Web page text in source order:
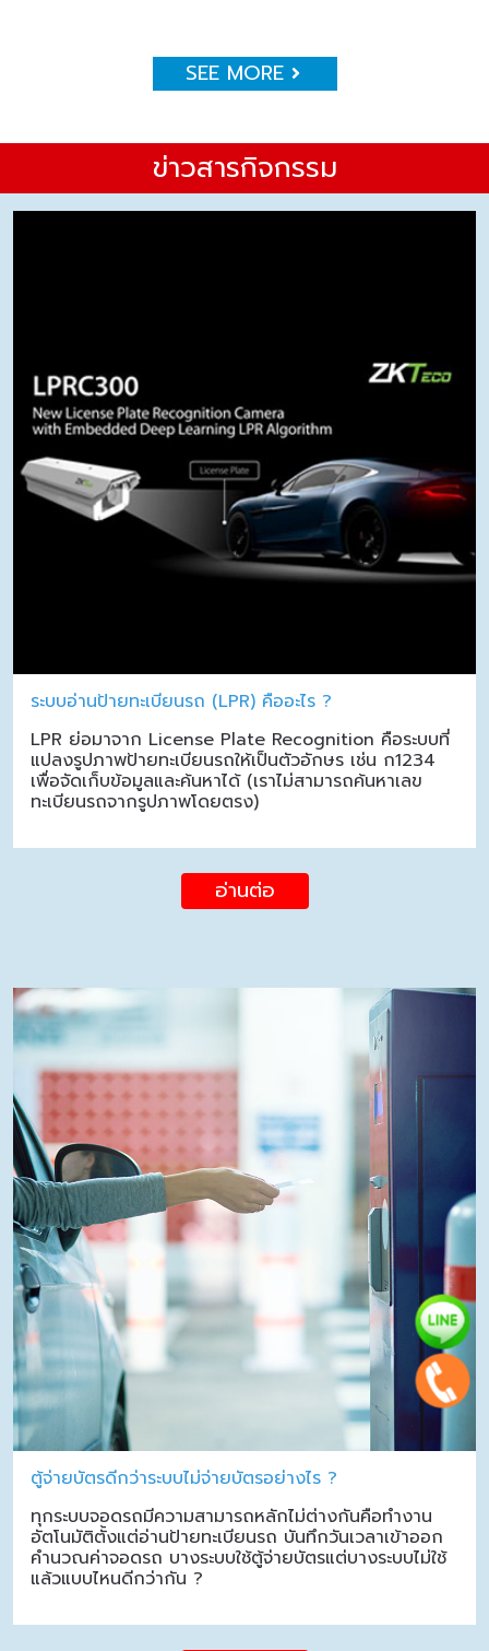
SEE MORE
ข่าวสารกิจกรรม
ระบบอ่านป้ายทะเบียนรถ (LPR) คืออะไร ?
LPR ย่อมาจาก License Plate Recognition คือระบบที่
แปลงรูปภาพป้ายทะเบียนรถให้เป็นตัวอักษร เช่น ก1234
เพื่อจัดเก็บข้อมูลและค้นหาได้ (เราไม่สามารถค้นหาเลข
ทะเบียนรถจากรูปภาพโดยตรง)
อ่านต่อ
ตู้จ่ายบัตรดีกว่าระบบไม่จ่ายบัตรอย่างไร ?
ทุกระบบจอดรถมีความสามารถหลักไม่ต่างกันคือทำงาน
อัตโนมัติตั้งแต่อ่านป้ายทะเบียนรถ บันทึกวันเวลาเข้าออก
คำนวณค่าจอดรถ บางระบบใช้ตู้จ่ายบัตรแต่บางระบบไม่ใช้
แล้วแบบไหนดีกว่ากัน ?